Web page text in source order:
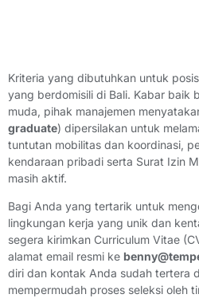
Kriteria yang dibutuhkan untuk
yang berdomisili di Bali. Kabar baik
muda, pihak manajemen
graduate) dipersilakan untuk
tuntutan mobilitas dan koordinasi,
kendaraan pribadi serta Surat Izin
masih aktif.
Bagi Anda yang tertarik untuk
lingkungan kerja yang unik dan
segera kirimkan Curriculum Vitae
alamat email resmi ke
diri dan kontak Anda sudah tertera
mempermudah proses seleksi oleh